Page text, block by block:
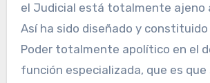
el Judicial está totalmente ajeno
Así ha sido diseñado y constituido
Poder totalmente apolítico en el
función especializada, que es que